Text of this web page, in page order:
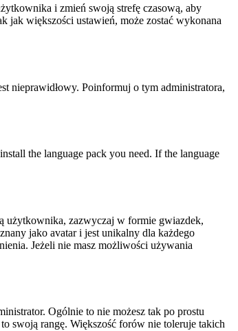
i zmień swoją strefę czasową, aby
jak większości ustawień, może zostać wykonana
nieprawidłowy. Poinformuj o tym administratora,
the language pack you need. If the language
użytkownika, zazwyczaj w formie gwiazdek,
jako avatar i jest unikalny dla każdego
Jeżeli nie masz możliwości używania
Ogólnie to nie możesz tak po prostu
swoją rangę. Większość forów nie toleruje takich